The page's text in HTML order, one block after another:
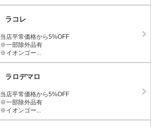
ラコレ
当店平常価格から5%OFF
※一部除外品有
※イオンゴー...
ラロデマロ
当店平常価格から5%OFF
※一部除外品有
※イオンゴー...